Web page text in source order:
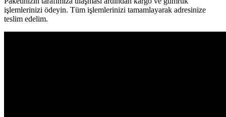
işlemlerinizi ödeyin. Tüm işlemlerinizi tamamlayarak adresinize
teslim edelim.